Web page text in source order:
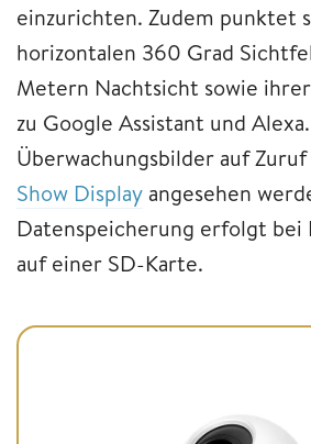
einzurichten. Zudem punktet
horizontalen 360 Grad
Metern Nachtsicht sowie
zu Google Assistant und
Überwachungsbilder auf
Show Display angesehen
Datenspeicherung erfolgt bei
auf einer SD-Karte.